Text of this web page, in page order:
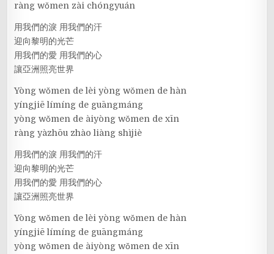
ràng wǒmen zài chóngyuán
用我們的淚 用我們的汗
迎向黎明的光芒
用我們的愛 用我們的心
讓亞洲照亮世界
Yòng wǒmen de lèi yòng wǒmen de hàn
yíngjiē límíng de guāngmáng
yòng wǒmen de àiyòng wǒmen de xīn
ràng yàzhōu zhào liàng shìjiè
用我們的淚 用我們的汗
迎向黎明的光芒
用我們的愛 用我們的心
讓亞洲照亮世界
Yòng wǒmen de lèi yòng wǒmen de hàn
yíngjiē límíng de guāngmáng
yòng wǒmen de àiyòng wǒmen de xīn